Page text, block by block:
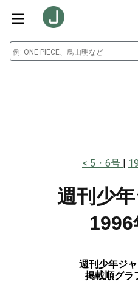
5・6号
週刊少
週刊少年ジ
掲載順グラ